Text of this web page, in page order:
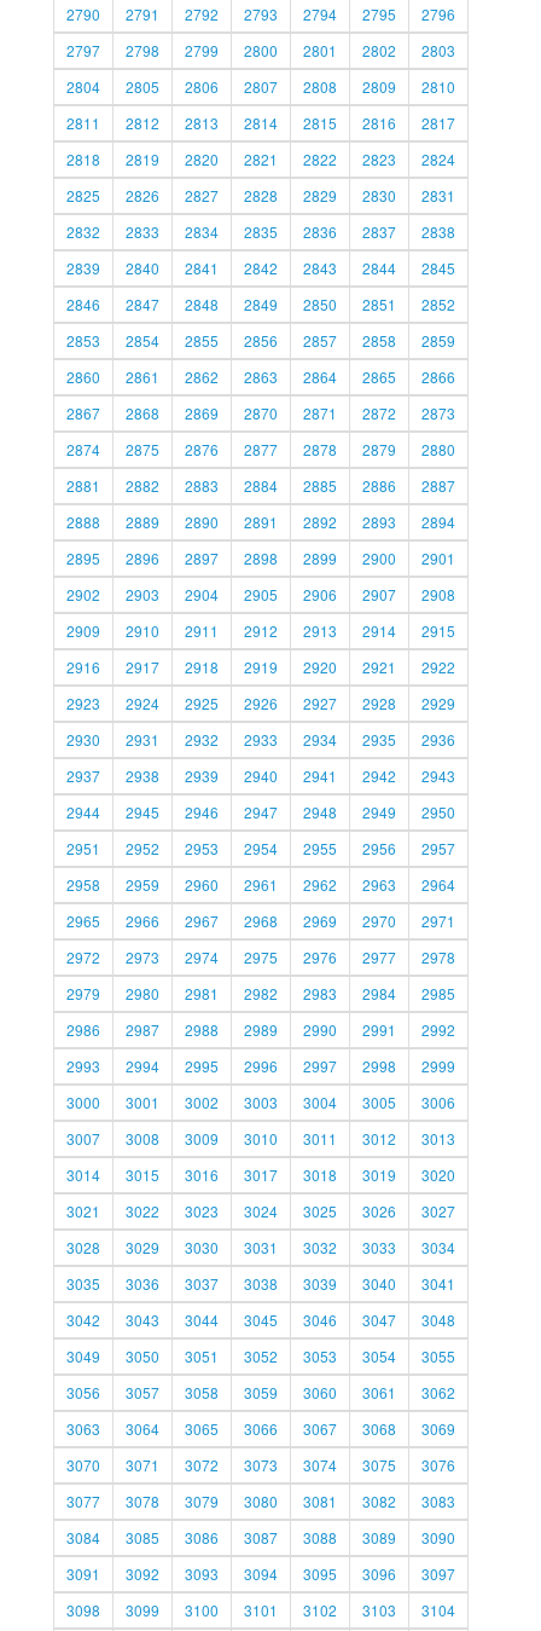
2790
2791 2792 2793 2794 2795
2796
2797
2798 2799 2800 2801 2802
2803
2804
2805 2806 2807 2808 2809
2810
2811
2812 2813 2814 2815 2816
2817
2818
2819 2820 2821 2822 2823
2824
2825
2826 2827 2828 2829 2830
2831
2832
2833 2834 2835 2836 2837
2838
2839
2840 2841 2842 2843 2844
2845
2846
2847 2848 2849 2850 2851
2852
2853
2854 2855 2856 2857 2858
2859
2860
2861 2862 2863 2864 2865
2866
2867
2868 2869 2870 2871 2872
2873
2874
2875 2876 2877 2878 2879
2880
2881
2882 2883 2884 2885 2886
2887
2888
2889 2890 2891 2892 2893
2894
2895
2896 2897 2898 2899 2900
2901
2902
2903 2904 2905 2906 2907
2908
2909
2910 2911 2912 2913 2914
2915
2916
2917 2918 2919 2920 2921
2922
2923
2924 2925 2926 2927 2928
2929
2930
2931 2932 2933 2934 2935
2936
2937
2938 2939 2940 2941 2942
2943
2944
2945 2946 2947 2948 2949
2950
2951
2952 2953 2954 2955 2956
2957
2958
2959 2960 2961 2962 2963
2964
2965
2966 2967 2968 2969 2970
2971
2972
2973 2974 2975 2976 2977
2978
2979
2980 2981 2982 2983 2984
2985
2986
2987 2988 2989 2990 2991
2992
2993
2994 2995 2996 2997 2998
2999
3000
3001 3002 3003 3004 3005
3006
3007
3008 3009 3010 3011 3012
3013
3014
3015 3016 3017 3018 3019
3020
3021
3022 3023 3024 3025 3026
3027
3028
3029 3030 3031 3032 3033
3034
3035
3036 3037 3038 3039 3040
3041
3042
3043 3044 3045 3046 3047
3048
3049
3050 3051 3052 3053 3054
3055
3056
3057 3058 3059 3060 3061
3062
3063
3064 3065 3066 3067 3068
3069
3070
3071 3072 3073 3074 3075
3076
3077
3078 3079 3080 3081 3082
3083
3084
3085 3086 3087 3088 3089
3090
3091
3092 3093 3094 3095 3096
3097
3098
3099 3100 3101 3102 3103 3104